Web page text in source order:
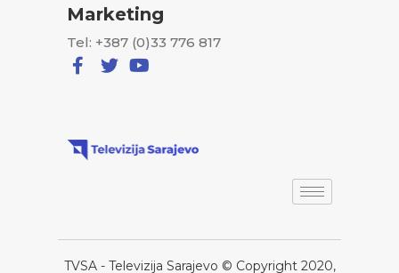
Marketing
Tel: +387 (0)33 776 817
TVSA - Televizija Sarajevo © Copyright 2020,